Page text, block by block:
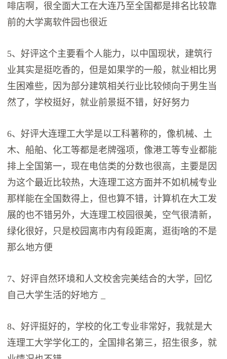
啡店啊，很全面大工在大连乃至全国都是排名比较靠
前的大学离软件园也很近
5、好评这个主要看个人能力，以中国现状，建筑行
业其实是挺吃香的，但是如果学的一般，就业相比男
生困难些，因为部分建筑相关行业比较倾向于男生当
然了，学校挺好，就业前景挺不错，好好努力
6、好评大连理工大学是以工科著称的，像机械、土
木、船舶、化工等都是老牌强项，像港工等专业都能
排上全国第一，现在电信类的分数也很高，主要是因
为这个最近比较热，大连理工这方面并不如机械专业
那样能在全国数得上，但也算不错，计算机在大工发
展的也不错另外，大连理工校园很美，空气很清新，
绿化很好，只是校园离市内有段距离，逛街啥的不是
那么地方便
7、好评自然环境和人文校舍完美结合的大学，回忆
自己大学生活的好地方 _
8、好评挺好的，学校的化工专业非常好，我就是大
连理工大学学化工的，全国排名第三，招生很多，就